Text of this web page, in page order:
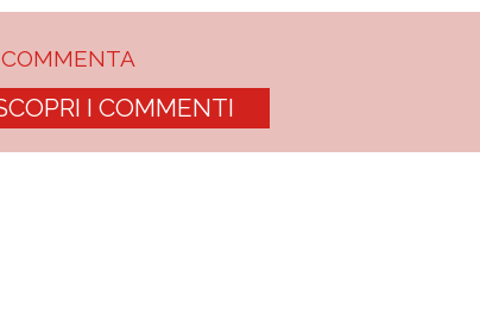
COMMENTA
I COMMENTI